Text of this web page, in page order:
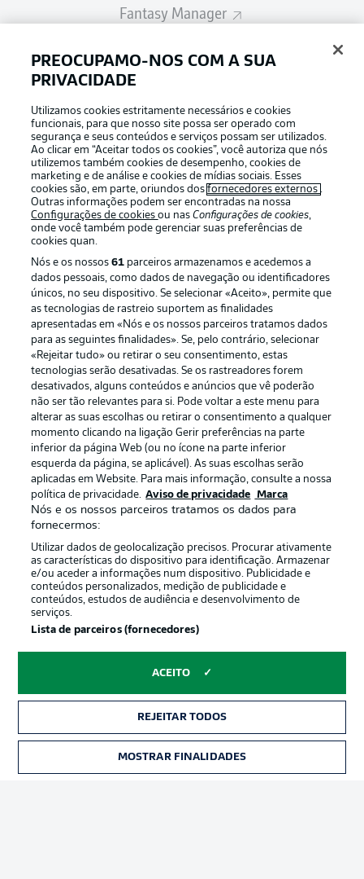
Fantasy Manager
BUNDESLIGA-GROUP
Escolha seu idioma
Português Modo de visualização
Login
Football as it’s meant to be
APLICATIVO DA BUNDESLIGA
Oferecido por
Gerir preferências Aviso de privacidade
Termos de uso Trabalhe conosco
PREOCUPAMO-NOS COM A SUA
PRIVACIDADE
Utilizamos cookies estritamente necessários e cookies
funcionais, para que nosso site possa ser operado com
segurança e seus conteúdos e serviços possam ser utilizados.
Ao clicar em “Aceitar todos os cookies”, você autoriza que nós
utilizemos também cookies de desempenho, cookies de
marketing e de análise e cookies de mídias sociais. Esses
cookies são, em parte, oriundos dosfornecedores externos .
Outras informações podem ser encontradas na nossa
Configurações de cookiesou nasConfigurações de cookies,
onde você também pode gerenciar suas preferências de
cookies quan.
Nós e os nossos61 parceiros armazenamos e acedemos a
dados pessoais, como dados de navegação ou identificadores
únicos, no seu dispositivo. Se selecionar «Aceito», permite que
as tecnologias de rastreio suportem as finalidades
apresentadas em «Nós e os nossos parceiros tratamos dados
para as seguintes finalidades». Se, pelo contrário, selecionar
«Rejeitar tudo» ou retirar o seu consentimento, estas
tecnologias serão desativadas. Se os rastreadores forem
desativados, alguns conteúdos e anúncios que vê poderão
não ser tão relevantes para si. Pode voltar a este menu para
alterar as suas escolhas ou retirar o consentimento a qualquer
momento clicando na ligação Gerir preferências na parte
inferior da página Web (ou no ícone na parte inferior
esquerda da página, se aplicável). As suas escolhas serão
aplicadas em Website. Para mais informação, consulte a nossa
política de privacidade. Aviso de privacidade Marca
Nós e os nossos parceiros tratamos os dados para
fornecermos:
Utilizar dados de geolocalização precisos. Procurar ativamente
as características do dispositivo para identificação. Armazenar
e/ou aceder a informações num dispositivo. Publicidade e
conteúdos personalizados, medição de publicidade e
conteúdos, estudos de audiência e desenvolvimento de
serviços.
Lista de parceiros (fornecedores)
ACEITO
REJEITAR TODOS
MOSTRAR FINALIDADES